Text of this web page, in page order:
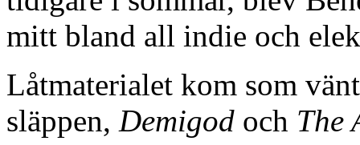
mitt bland all indie och
Låtmaterialet kom som
släppen, Demigod och The